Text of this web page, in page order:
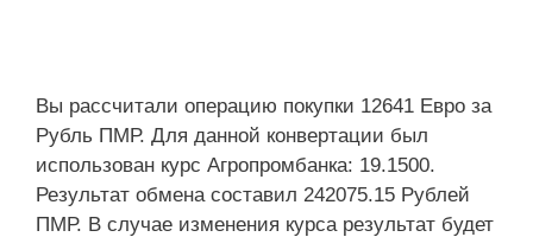
Вы рассчитали операцию покупки 12641 Евро за
Рубль ПМР. Для данной конвертации был
использован курс Агропромбанка: 19.1500.
Результат обмена составил 242075.15 Рублей
ПМР. В случае изменения курса результат будет